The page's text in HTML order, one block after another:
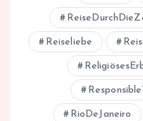
Reiseliebe
RioDeJaneiro